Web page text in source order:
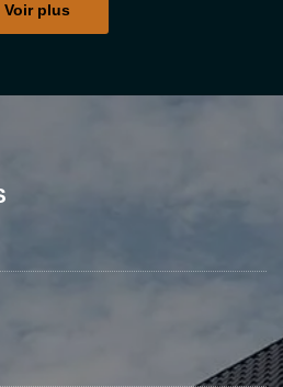
Voir plus